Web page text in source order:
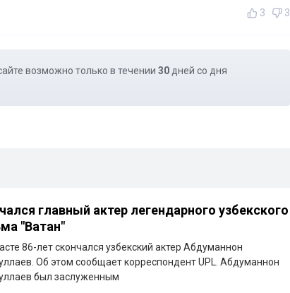
3 3
возможно только в течении 30 дней со дня
главный актер легендарного узбекского
"Ватан"
86-лет скончался узбекский актер Абдуманнон
Об этом сообщает корреспондент UPL. Абдуманнон
был заслуженным